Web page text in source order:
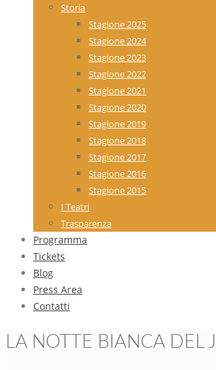
Storia
Stagione 2025
Stagione 2024
Stagione 2023
Stagione 2022
Stagione 2021
Stagione 2020
Stagione 2019
Stagione 2018
Stagione 2017
Stagione 2016
Stagione 2015
I Teatri
Trasparenza
Programma
Tickets
Blog
Press Area
Contatti
LA NOTTE BIANCA DEL